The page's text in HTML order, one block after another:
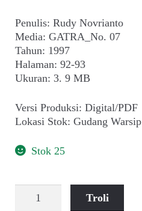
Penulis: Rudy Novrianto
Media: GATRA_No. 07
Tahun: 1997
Halaman: 92-93
Ukuran: 3. 9 MB
Versi Produksi: Digital/PDF
Lokasi Stok: Gudang Warsip
Stok 25
Rudy
Troli